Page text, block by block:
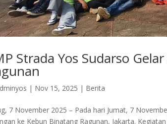
Strada Yos Sudarso
| Nov 15, 2025 | Berita
7 November 2025 – Pada hari Jumat, 7
ke Kebun Binatang Ragunan, Jakarta.